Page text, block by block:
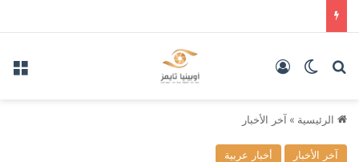
بحث عنالوضع المظلم
الرئيسية » آخر الأخبار
آخر الأخبار أخبار عربية